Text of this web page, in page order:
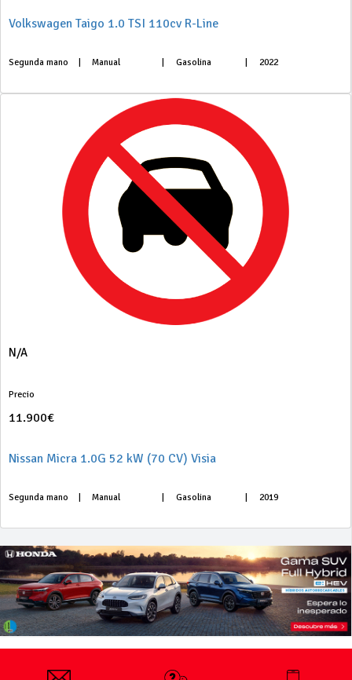
Volkswagen Taigo 1.0 TSI 110cv R-Line
Segunda mano Manual Gasolina 2022
N/A
Precio
11.900€
Nissan Micra 1.0G 52 kW (70 CV) Visia
Segunda mano Manual Gasolina 2019